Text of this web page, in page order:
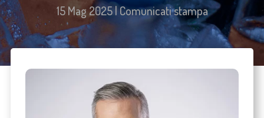
15 Mag 2025|Comunicati stampa